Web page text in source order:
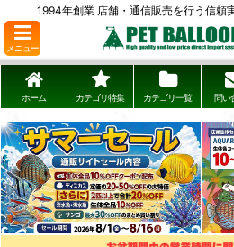
1994年創業 店舗・通信販売を行う信頼
メニュー
ホーム カテゴリ特集 カテゴリ一覧 問い